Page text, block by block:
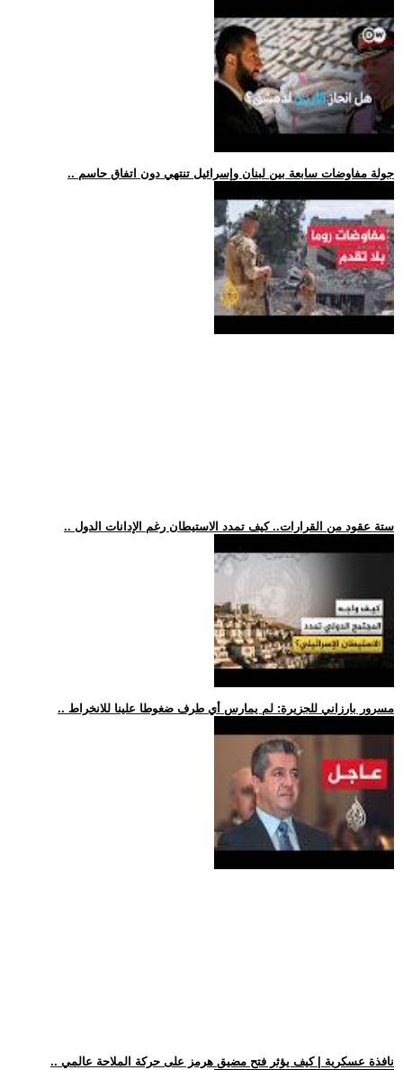
.. جولة مفاوضات سابعة بين لبنان وإسرائيل تنتهي دون اتفاق حاسم
.. ستة عقود من القرارات.. كيف تمدد الاستيطان رغم الإدانات الدول
.. مسرور بارزاني للجزيرة: لم يمارس أي طرف ضغوطا علينا للانخراط
.. نافذة عسكرية | كيف يؤثر فتح مضيق هرمز على حركة الملاحة عالمي